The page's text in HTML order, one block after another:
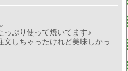
っぷり使って焼いてます♪
文しちゃったけれど美味しかっ